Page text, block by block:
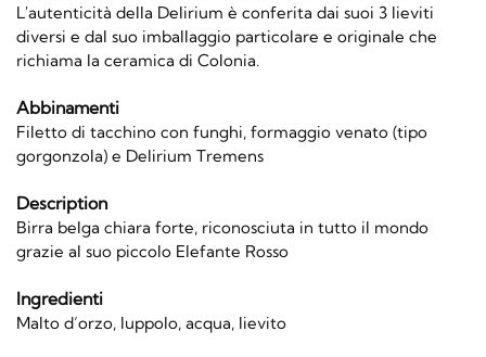
L'autenticità della Delirium è conferita dai suoi 3 lieviti
diversi e dal suo imballaggio particolare e originale che
richiama la ceramica di Colonia.
Abbinamenti
Filetto di tacchino con funghi, formaggio venato (tipo
gorgonzola) e Delirium Tremens
Description
Birra belga chiara forte, riconosciuta in tutto il mondo
grazie al suo piccolo Elefante Rosso
Ingredienti
Malto d’orzo, luppolo, acqua, lievito